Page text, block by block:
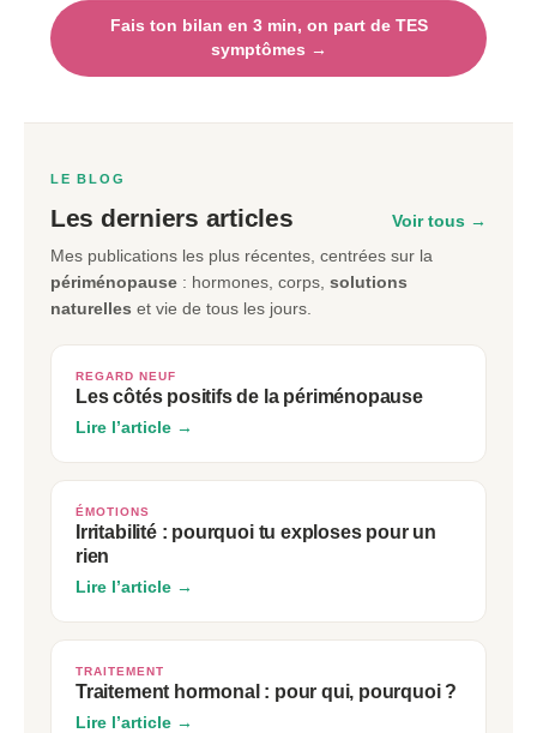
Fais ton bilan en 3 min, on part de TES
symptômes →
LE BLOG
Les derniers articles
Voir tous →
Mes publications les plus récentes, centrées sur la
périménopause : hormones, corps, solutions
naturelles et vie de tous les jours.
REGARD NEUF
Les côtés positifs de la périménopause
Lire l’article →
ÉMOTIONS
Irritabilité : pourquoi tu exploses pour un
rien
Lire l’article →
TRAITEMENT
Traitement hormonal : pour qui, pourquoi ?
Lire l’article →